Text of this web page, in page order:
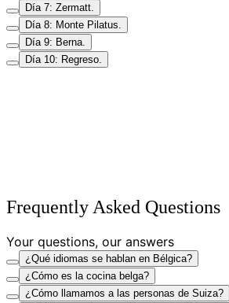
Día 7: Zermatt.
Día 8: Monte Pilatus.
Día 9: Berna.
Día 10: Regreso.
Frequently Asked Questions
Your questions, our answers
¿Qué idiomas se hablan en Bélgica?
¿Cómo es la cocina belga?
¿Cómo llamamos a las personas de Suiza?